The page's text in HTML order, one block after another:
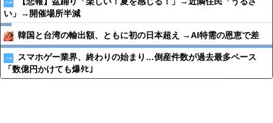
い」→開催場所半減
韓国と台湾の輸出額、ともに初の日本超え →AI特需の恩恵で差
スマホゲー業界、終わりの始まり…倒産件数が過去最多ペース
「数億円かけても爆ﾀﾋ」